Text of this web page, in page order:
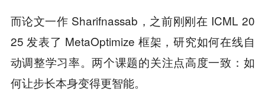
而论文一作 Sharifnassab，之前刚刚在 ICML 20
25 发表了 MetaOptimize 框架，研究如何在线自
动调整学习率。两个课题的关注点高度一致：如
何让步长本身变得更智能。